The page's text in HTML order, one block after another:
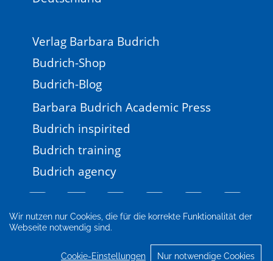
Wir nutzen nur Cookies, die für die korrekte Funktionalität der
Webseite notwendig sind.
Cookie-Einstellungen Nur notwendige Cookies
Verlag Barbara Budrich
Budrich-Shop
Budrich-Blog
Barbara Budrich Academic Press
Budrich inspirited
Budrich training
Budrich agency
Impressum
Datenschutz
Cookie-Einstellungen